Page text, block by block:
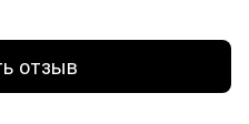
отзыв